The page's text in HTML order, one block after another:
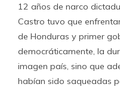
12 años de narco
Castro tuvo que
de Honduras y primer
democráticamente, la
imagen país, sino que
habían sido saqueadas